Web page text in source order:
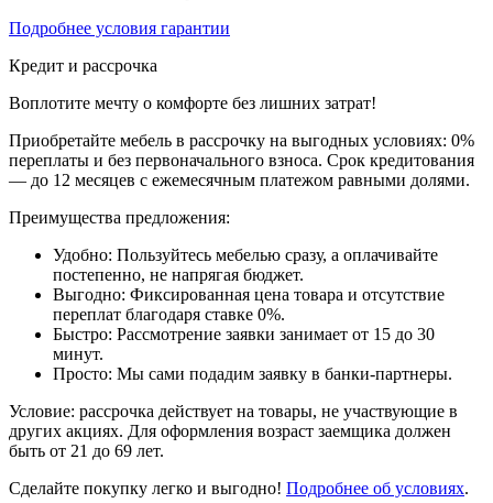
Подробнее условия гарантии
Кредит и рассрочка
Воплотите мечту о комфорте без лишних затрат!
Приобретайте мебель в рассрочку на выгодных условиях: 0%
переплаты и без первоначального взноса. Срок кредитования
— до 12 месяцев с ежемесячным платежом равными долями.
Преимущества предложения:
Удобно: Пользуйтесь мебелью сразу, а оплачивайте
постепенно, не напрягая бюджет.
Выгодно: Фиксированная цена товара и отсутствие
переплат благодаря ставке 0%.
Быстро: Рассмотрение заявки занимает от 15 до 30
минут.
Просто: Мы сами подадим заявку в банки-партнеры.
Условие: рассрочка действует на товары, не участвующие в
других акциях. Для оформления возраст заемщика должен
быть от 21 до 69 лет.
Сделайте покупку легко и выгодно! Подробнее об условиях.